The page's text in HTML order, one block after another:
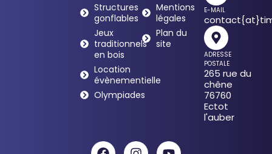
Structures
gonflables
Jeux
traditionnels
en bois
Location
évènementielle
Olympiades
Mentions
légales
Plan du
site
E-MAIL
ADRESSE
POSTALE
265 rue du
chêne
76760
Ectot
l'auber